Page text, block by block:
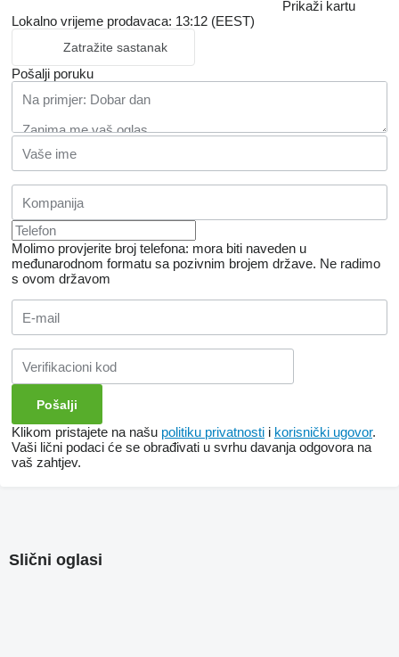
Prikaži kartu
Lokalno vrijeme prodavaca: 13:12 (EEST)
Zatražite sastanak
Pošalji poruku
Molimo provjerite broj telefona: mora biti naveden u
međunarodnom formatu sa pozivnim brojem države. Ne radimo
s ovom državom
Klikom pristajete na našu politiku privatnosti i korisnički ugovor.
Vaši lični podaci će se obrađivati ​​u svrhu davanja odgovora na
vaš zahtjev.
Slični oglasi